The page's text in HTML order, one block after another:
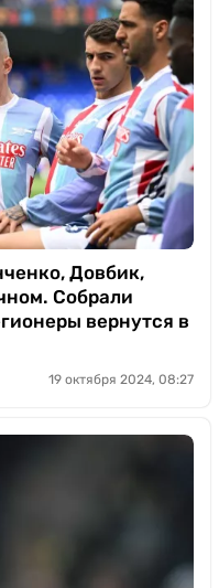
Довбик,
Собрали
вернутся в
19 октября 2024, 08:27